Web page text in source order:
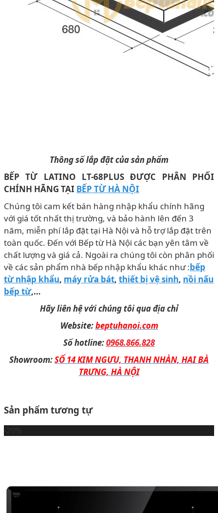
Thông số lắp đặt của sản phẩm
BẾP TỪ LATINO LT-68PLUS ĐƯỢC PHÂN PHỐI
CHÍNH HÃNG TẠI BẾP TỪ HÀ NỘI
Chúng tôi cam kết bán hàng nhập khẩu chính hãng
với giá tốt nhất thị trường, và bảo hành lên đến 3
năm, miễn phí lắp đặt tại Hà Nội và hỗ trợ lắp đặt trên
toàn quốc. Đến với Bếp từ Hà Nội các bạn yên tâm về
chất lượng và giá cả. Ngoài ra chúng tôi còn phân phối
về các sản phẩm nhà bếp nhập khẩu khác như :bếp
từ nhập khẩu, máy rửa bát, thiết bị vệ sinh, nồi nấu
bếp từ,…
Hãy liên hệ với chúng tôi qua địa chỉ
Website:beptuhanoi.com
Số hotline:0968.866.828
Showroom:SỐ 14 KIM NGƯU, THANH NHÀN, HAI BÀ
TRƯNG, HÀ NỘI
Sản phẩm tương tự